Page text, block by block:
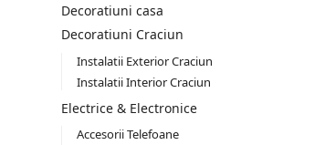
Decoratiuni casa
Decoratiuni Craciun
Instalatii Exterior Craciun
Instalatii Interior Craciun
Electrice & Electronice
Accesorii Telefoane